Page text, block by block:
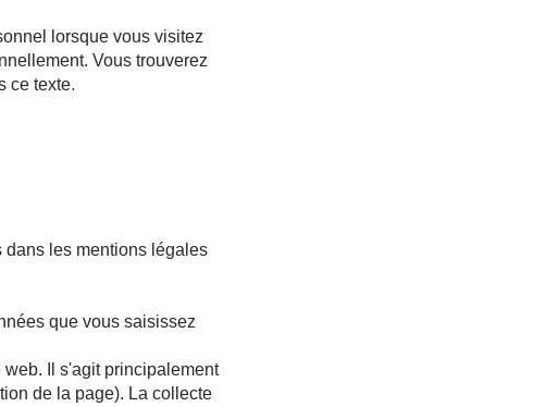
lorsque vous visitez
Vous trouverez
ce texte.
dans les mentions légales
que vous saisissez
Il s'agit principalement
de la page). La collecte